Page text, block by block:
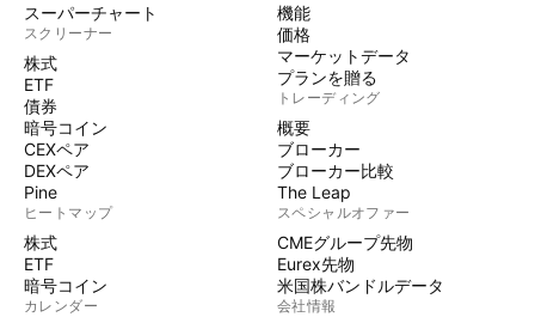
スーパーチャート
スクリーナー
株式
ETF
債券
暗号コイン
CEXペア
DEXペア
Pine
ヒートマップ
株式
ETF
暗号コイン
カレンダー
機能
価格
マーケットデータ
プランを贈る
トレーディング
概要
ブローカー
ブローカー比較
The Leap
スペシャルオファー
CMEグループ先物
Eurex先物
米国株バンドルデータ
会社情報